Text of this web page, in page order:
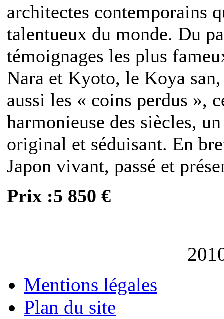
architectes contemporains
talentueux du monde. Du
témoignages les plus
Nara et Kyoto, le Koya
aussi les « coins perdus »,
harmonieuse des siècles,
original et séduisant. En
Japon vivant, passé et
Prix :5 850 €
Mentions légales
Plan du site